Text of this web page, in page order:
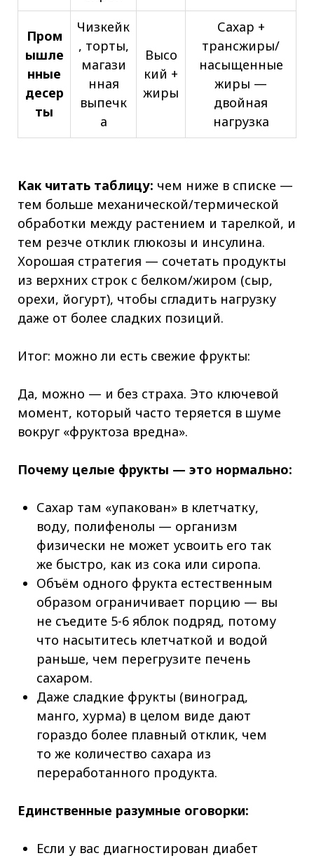
Пром
ышле
нные
десер
ты
Чизкейк
, торты,
магази
нная
выпечк
а
Высо
кий +
жиры
Сахар +
трансжиры/
насыщенные
жиры —
двойная
нагрузка
Как читать таблицу: чем ниже в списке —
тем больше механической/термической
обработки между растением и тарелкой, и
тем резче отклик глюкозы и инсулина.
Хорошая стратегия — сочетать продукты
из верхних строк с белком/жиром (сыр,
орехи, йогурт), чтобы сгладить нагрузку
даже от более сладких позиций.
Итог: можно ли есть свежие фрукты:
Да, можно — и без страха. Это ключевой
момент, который часто теряется в шуме
вокруг «фруктоза вредна».
Почему целые фрукты — это нормально:
Сахар там «упакован» в клетчатку,
воду, полифенолы — организм
физически не может усвоить его так
же быстро, как из сока или сиропа.
Объём одного фрукта естественным
образом ограничивает порцию — вы
не съедите 5-6 яблок подряд, потому
что насытитесь клетчаткой и водой
раньше, чем перегрузите печень
сахаром.
Даже сладкие фрукты (виноград,
манго, хурма) в целом виде дают
гораздо более плавный отклик, чем
то же количество сахара из
переработанного продукта.
Единственные разумные оговорки:
Если у вас диагностирован диабет